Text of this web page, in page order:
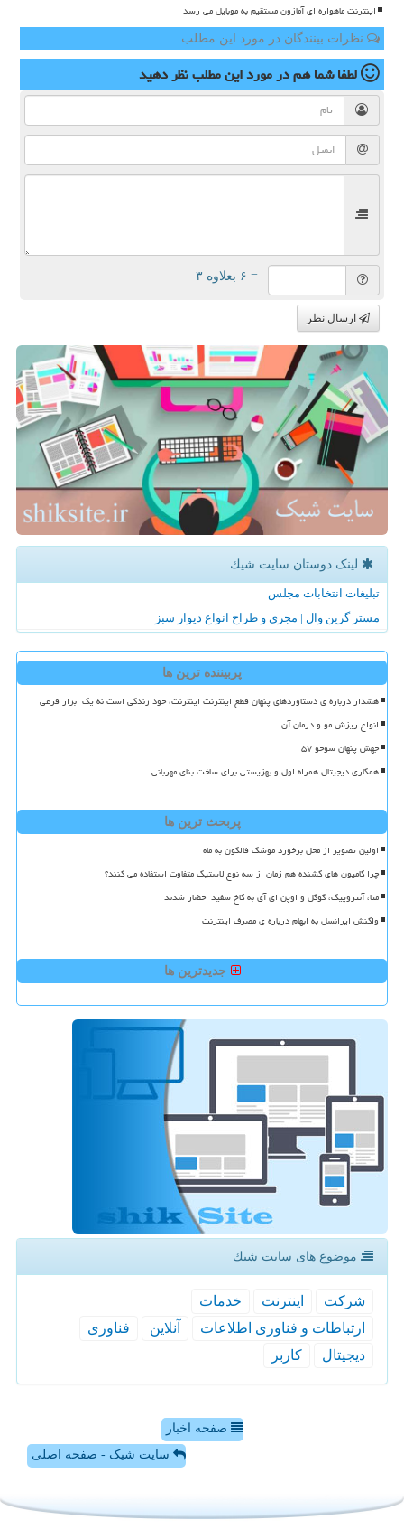
اینترنت ماهواره ای آمازون مستقیم به موبایل می رسد
نظرات بینندگان در مورد این مطلب
لطفا شما همدر مورد این مطلبنظر دهید
= ۶ بعلاوه ۳
ارسال نظر
لینک دوستان سایت شیك
تبلیغات انتخابات مجلس
مستر گرین وال | مجری و طراح انواع دیوار سبز
پربیننده ترین ها
هشدار درباره ی دستاوردهای پنهان قطع اینترنت اینترنت، خود زندگی است نه یک ابزار فرعی
انواع ریزش مو و درمان آن
جهش پنهان سوخو ۵۷
همکاری دیجیتال همراه اول و بهزیستی برای ساخت بنای مهربانی
پربحث ترین ها
اولین تصویر از محل برخورد موشک فالکون به ماه
چرا کامیون های کشنده هم زمان از سه نوع لاستیک متفاوت استفاده می کنند؟
متا، آنتروپیک، گوگل و اوپن ای آی به کاخ سفید احضار شدند
واکنش ایرانسل به ابهام درباره ی مصرف اینترنت
جدیدترین ها
موضوع های سایت شیك
شركت اینترنت
خدمات
ارتباطات و فناوری اطلاعات
آنلاین
فناوری
دیجیتال
كاربر
صفحه اخبار
سایت شیک - صفحه اصلی